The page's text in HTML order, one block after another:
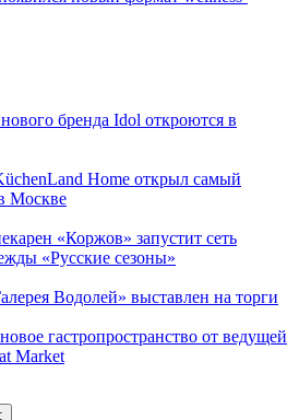
бренда Idol откроются в
Home открыл самый
Москве
«Коржов» запустит сеть
«Русские сезоны»
Водолей» выставлен на торги
гастропространство от ведущей
Market